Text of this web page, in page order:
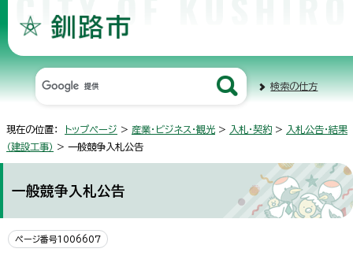
検索の仕方
現在の位置： トップページ > 産業・ビジネス・観光 > 入札・契約 >
入札公告・結果
（建設工事） > 一般競争入札公告
一般競争入札公告
ページ番号1006607